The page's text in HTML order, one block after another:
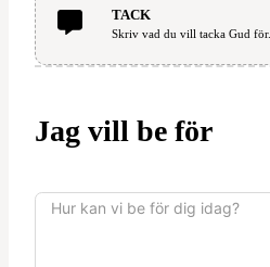
TACK
Skriv vad du vill tacka Gud för.
Jag vill be för